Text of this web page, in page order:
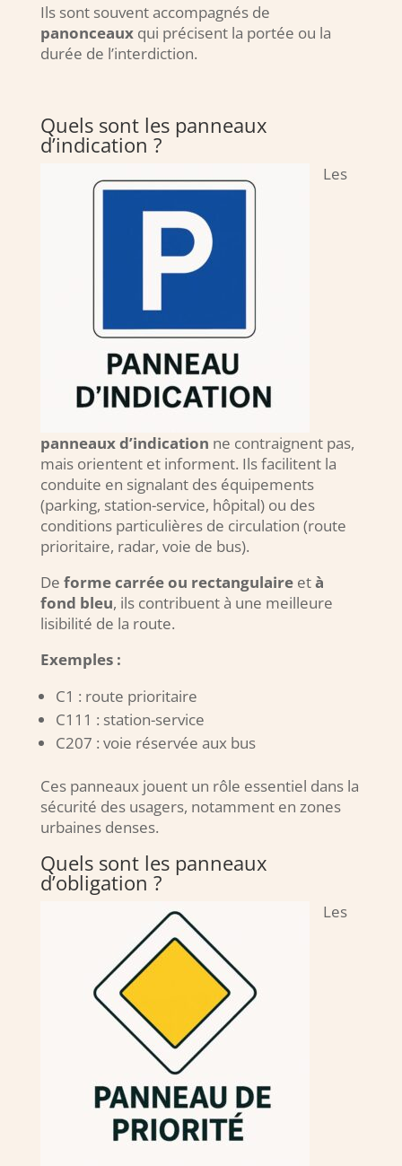
Ils sont souvent accompagnés de
panonceauxqui précisent la portée ou la
durée de l’interdiction.
Quels sont les panneaux
d’indication ?
Les
panneaux d’indication ne contraignent pas,
mais orientent et informent. Ils facilitent la
conduite en signalant des équipements
(parking, station-service, hôpital) ou des
conditions particulières de circulation (route
prioritaire, radar, voie de bus).
De forme carrée ou rectangulaireetà
fond bleu, ils contribuent à une meilleure
lisibilité de la route.
Exemples :
C1 : route prioritaire
C111 : station-service
C207 : voie réservée aux bus
Ces panneaux jouent un rôle essentiel dans la
sécurité des usagers, notamment en zones
urbaines denses.
Quels sont les panneaux
d’obligation ?
Les